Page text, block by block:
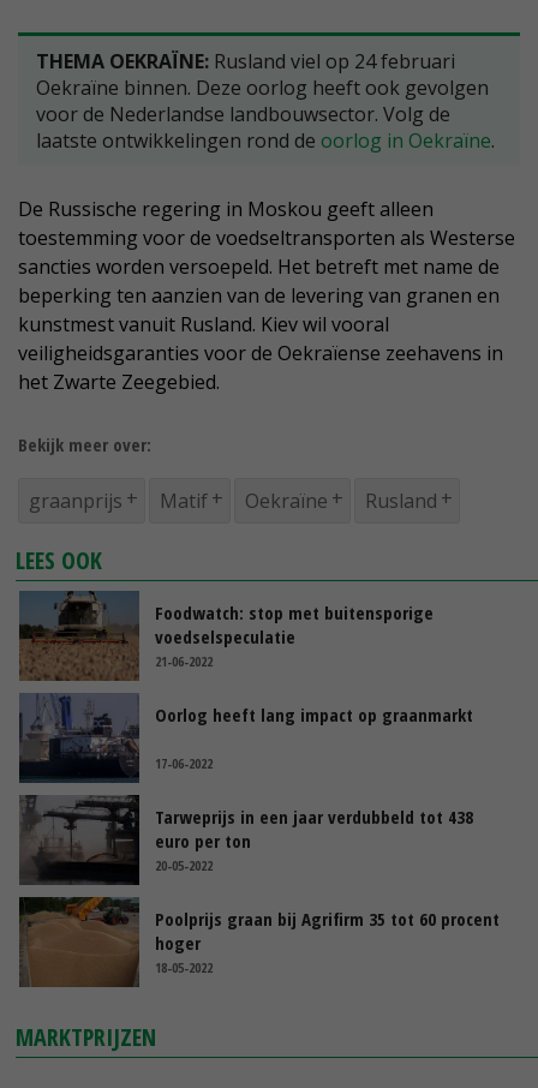
THEMA OEKRAÏNE: Rusland viel op 24 februari
Oekraïne binnen. Deze oorlog heeft ook gevolgen
voor de Nederlandse landbouwsector. Volg de
laatste ontwikkelingen rond de oorlog in Oekraïne.
De Russische regering in Moskou geeft alleen
toestemming voor de voedseltransporten als Westerse
sancties worden versoepeld. Het betreft met name de
beperking ten aanzien van de levering van granen en
kunstmest vanuit Rusland. Kiev wil vooral
veiligheidsgaranties voor de Oekraïense zeehavens in
het Zwarte Zeegebied.
Bekijk meer over:
graanprijs Matif Oekraïne Rusland
LEES OOK
Foodwatch: stop met buitensporige
voedselspeculatie
21-06-2022
Oorlog heeft lang impact op graanmarkt
17-06-2022
Tarweprijs in een jaar verdubbeld tot 438
euro per ton
20-05-2022
Poolprijs graan bij Agrifirm 35 tot 60 procent
hoger
18-05-2022
MARKTPRIJZEN